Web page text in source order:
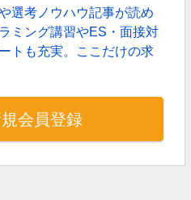
選考ノウハウ記事が読め
ミング講習やES・面接対
トも充実。 ここだけの求
会員登録